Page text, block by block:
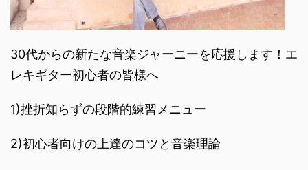
30代からの新たな音楽ジャーニーを応援します！エ
レキギター初心者の皆様へ
1)挫折知らずの段階的練習メニュー
2)初心者向けの上達のコツと音楽理論